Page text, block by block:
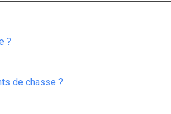
?
de chasse ?